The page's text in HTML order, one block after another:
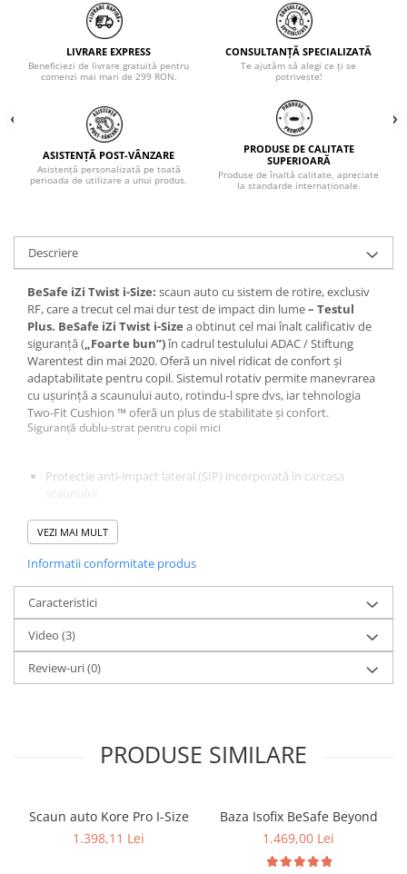
LIVRARE EXPRESS
Beneficiezi de livrare gratuită pentru
comenzi mai mari de 299 RON.
CONSULTANȚĂ SPECIALIZATĂ
Te ajutăm să alegi ce ți se
potrivește!
ASISTENȚĂ POST-VÂNZARE
Asistență personalizată pe toată
perioada de utilizare a unui produs.
PRODUSE DE CALITATE
SUPERIOARĂ
Produse de înaltă calitate, apreciate
la standarde internaționale.
Descriere
BeSafe iZi Twist i-Size: scaun auto cu sistem de rotire, exclusiv
RF, care a trecut cel mai dur test de impact din lume– Testul
Plus. BeSafe iZi Twist i-Size a obtinut cel mai înalt calificativ de
siguranță („Foarte bun”)în cadrul testulului ADAC / Stiftung
Warentest din mai 2020. Oferă un nivel ridicat de confort și
adaptabilitate pentru copil. Sistemul rotativ permite manevrarea
cu ușurință a scaunului auto, rotindu-l spre dvs, iar tehnologia
Two-Fit Cushion ™ oferă un plus de stabilitate și confort.
Siguranță dublu-strat pentru copii mici
Protecție anti-impact lateral (SIP) incorporată în carcasa
scaunului
Protecție suplimentară împotriva impactului lateral SIP + cu o
formă personalizată
A trecut cel mai dur test de impact din lume:Testul Plus
Aprobat de cel mai recent regulament:R129 – i-Size
Permite copiilor să călătorească în siguranță maximă până la
Funcționalitate de ultimă generație pentru utilizare zilnică
VEZI MAI MULT
Informatii conformitate produs
Caracteristici
Video (3)
Review-uri(0)
PRODUSE SIMILARE
Scaun auto Kore Pro I-Size
1.398,11 Lei
Baza Isofix BeSafe Beyond
1.469,00 Lei